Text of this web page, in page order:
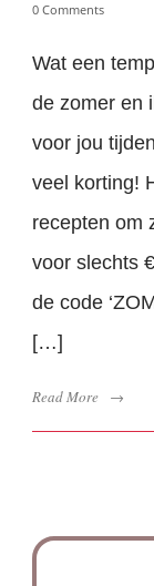
0 Comments
Wat een
de zomer en
voor jou
veel korting!
recepten om
voor slechts
de code
[…]
Read More →